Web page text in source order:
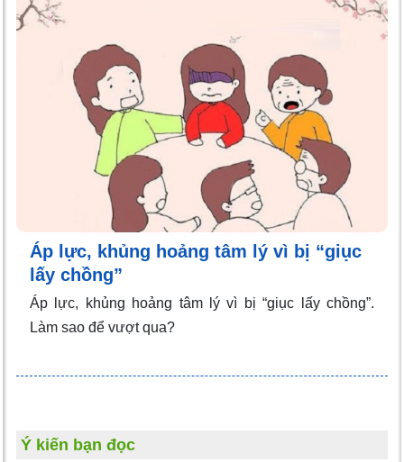
Áp lực, khủng hoảng tâm lý vì bị “giục
lấy chồng”
Áp lực, khủng hoảng tâm lý vì bị “giục lấy chồng”.
Làm sao để vượt qua?
Ý kiến bạn đọc